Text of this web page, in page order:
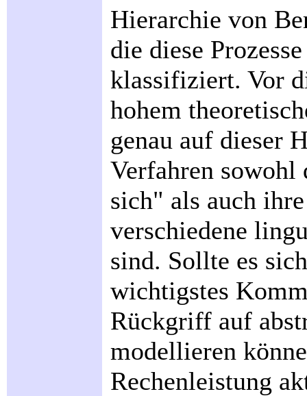
Hierarchie von
die diese
klassifiziert. Vor
hohem
genau auf dieser
Verfahren sowohl
sich" als auch
verschiedene
sind. Sollte es
wichtigstes
Rückgriff auf
modellieren
Rechenleistung